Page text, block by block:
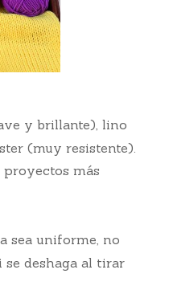
y brillante), lino
(muy resistente).
proyectos más
sea uniforme, no
se deshaga al tirar